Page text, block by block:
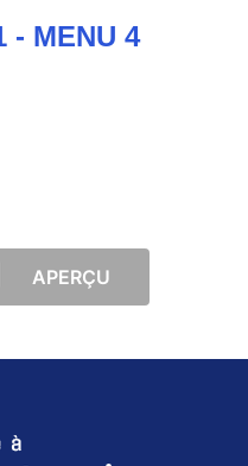
- MENU 4
APERÇU